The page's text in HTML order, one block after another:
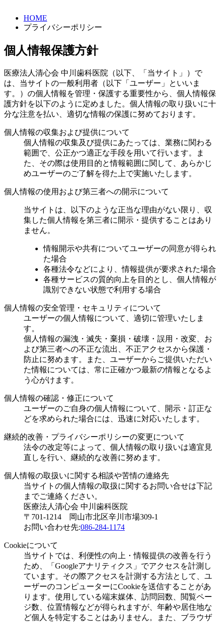
HOME
プライバシーポリシー
個人情報保護方針
医療法人清心会 中川歯科医院（以下、「当サイト」）で
は、当サイトの一般利用者（以下「ユーザー」といいま
す。）の個人情報を管理・保護する重要性から、個人情報保
護方針を以下のように定めました。個人情報の取り扱いに十
分な注意を払い、適切な情報の保護に努めております。
個人情報の収集および提供について
個人情報の収集及び提供にあたっては、業務に関わる
範囲で、公正かつ適正な手段を用いて行います。ま
た、その際は使用目的と情報範囲に関して、あらかじ
めユーザーのご了解を得た上で実施いたします。
個人情報の使用および第三者への開示について
当サイトは、以下のような正当な理由がない限り、収
集した個人情報を第三者に開示・提供することはあり
ません。
情報開示や共有についてユーザーの同意が得られ
た場合
各種法令などにより、情報提供が要求された場合
各種サービスの質的向上を目的とし、個人情報が
識別できない状態で利用する場合
個人情報の安全管理・セキュリティについて
ユーザーの個人情報について、適切に管理いたしま
す。
個人情報の漏洩・滅失・棄損・破壊・誤用・改変、お
よび第三者への不正な流出、不正アクセスから保護・
防止に努めます。また、ユーザーからご提供いただい
た情報については、常に正確かつ最新の情報となるよ
う心がけます。
個人情報の確認・修正について
ユーザーのご自身の個人情報について、開示・訂正な
どを求められた場合には、迅速に対応いたします。
継続的改善・プライバシーポリシーの変更について
法令の改定等によって、個人情報の取り扱いは適宜見
直しを行い、継続的な改善に努めます。
個人情報の取扱いに関する相談や苦情の連絡先
当サイトの個人情報の取扱に関するお問い合せは下記
までご連絡ください。
医療法人清心会 中川歯科医院
〒701-1214 岡山市北区辛川市場309-1
お問い合わせ先:086-284-1174
Cookieについて
当サイトでは、利便性の向上・情報提供の改善を行う
ため、「Googleアナリティクス」でアクセスを計測し
ています。その際アクセスを計測する方法として、ユ
ーザーのコンピューターにCookieを送信することがあ
ります。使用している端末媒体、訪問回数、閲覧ペー
ジ数、位置情報などが得られますが、年齢や居住地な
ど個人を特定することはありません。また、ブラウザ